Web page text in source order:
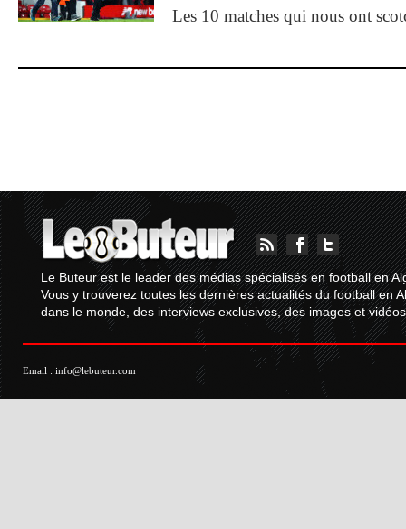
Les 10 matches qui nous ont
Le Buteur est le leader des médias spécialisés en football en
Vous y trouverez toutes les dernières actualités du football en
dans le monde, des interviews exclusives, des images et
Email : info@lebuteur.com